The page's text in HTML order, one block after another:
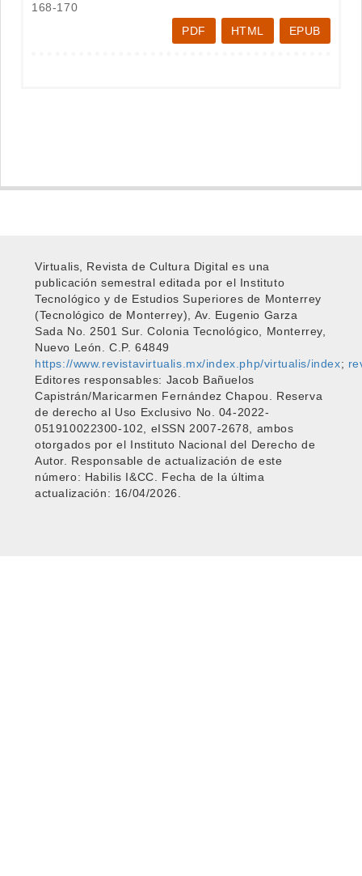
168-170
PDF
HTML EPUB
Virtualis, Revista de Cultura Digital es una
publicación semestral editada por el Instituto
Tecnológico y de Estudios Superiores de Monterrey
(Tecnológico de Monterrey), Av. Eugenio Garza
Sada No. 2501 Sur. Colonia Tecnológico, Monterrey,
Nuevo León. C.P. 64849
https://www.revistavirtualis.mx/index.php/virtualis/index;
Editores responsables: Jacob Bañuelos
Capistrán/Maricarmen Fernández Chapou. Reserva
de derecho al Uso Exclusivo No. 04-2022-
051910022300-102, eISSN 2007-2678, ambos
otorgados por el Instituto Nacional del Derecho de
Autor. Responsable de actualización de este
número: Habilis I&CC. Fecha de la última
actualización: 16/04/2026.